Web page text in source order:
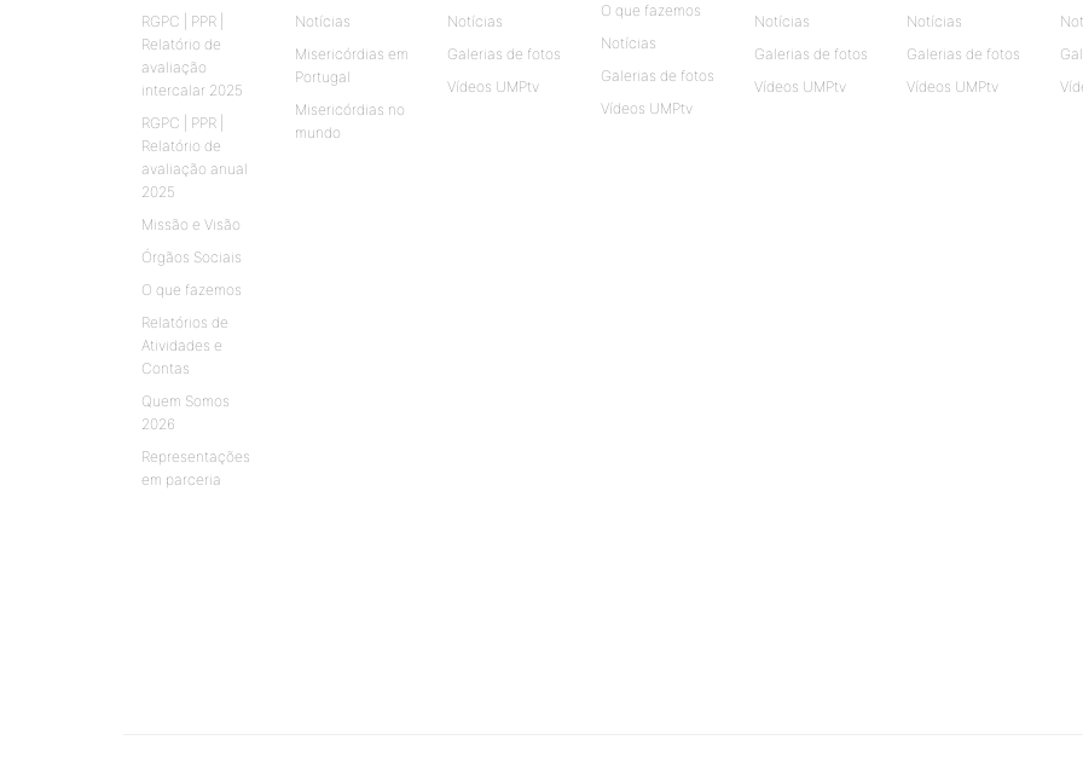
RGPC | PPR |
Relatório de
avaliação
intercalar 2025
RGPC | PPR |
Relatório de
avaliação anual
2025
Missão e Visão
Órgãos Sociais
O que fazemos
Relatórios de
Atividades e
Contas
Quem Somos
2026
Representações
em parceria
Notícias
Misericórdias em
Portugal
Misericórdias no
mundo
Notícias
Galerias de fotos
Vídeos UMPtv
O que fazemos
Notícias
Galerias de fotos
Vídeos UMPtv
Notícias
Galerias de fotos
Vídeos UMPtv
Notícias
Galerias de fotos
Vídeos UMPtv